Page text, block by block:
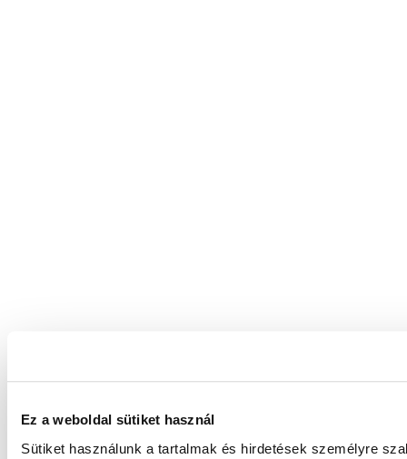
Ez a weboldal sütiket használ
Sütiket használunk a tartalmak és hirdetések személyre